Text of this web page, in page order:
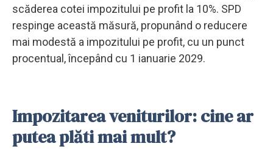
scăderea cotei impozitului pe profit la 10%. SPD
respinge această măsură, propunând o reducere
mai modestă a impozitului pe profit, cu un punct
procentual, începând cu 1 ianuarie 2029.
Impozitarea veniturilor: cine ar
putea plăti mai mult?